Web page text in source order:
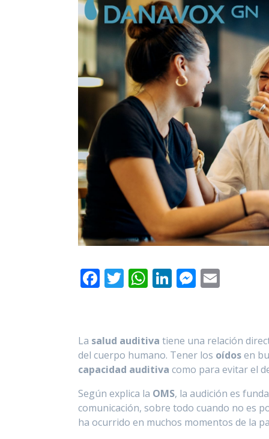
F
b
o
o
k
T
er
W
s
A
p
p
Li
e
dI
n
M
e
n
g
er
l
La salud auditiva tiene una relación
del cuerpo humano. Tener los oídosen
capacidad auditiva como para evitar el
Según explica la OMS, la audición es
comunicación, sobre todo cuando no es
ha ocurrido en muchos momentos de la